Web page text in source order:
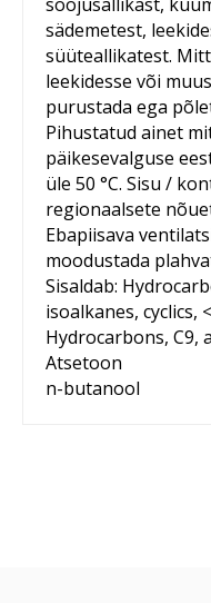
sädemetest,
süüteallikatest.
leekidesse või
purustada ega
Pihustatud ainet
päikesevalguse
üle 50 °C. Sisu /
regionaalsete
Ebapiisava
moodustada
Sisaldab:
isoalkanes, cyclics,
Hydrocarbons, C9,
Atsetoon
n-butanool